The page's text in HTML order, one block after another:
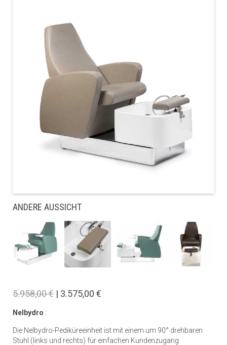
ANDERE AUSSICHT
5.958,00 € | 3.575,00 €
Nelbydro :
Die Nelbydro-Pediküreeinheit ist mit einem um 90° drehbaren
Stuhl (links und rechts) für einfachen Kundenzugang